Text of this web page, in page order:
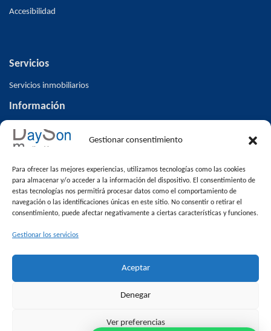
Gestionar consentimiento
Para ofrecer las mejores experiencias, utilizamos tecnologías como las cookies
para almacenar y/o acceder a la información del dispositivo. El consentimiento de
estas tecnologías nos permitirá procesar datos como el comportamiento de
navegación o las identificaciones únicas en este sitio. No consentir o retirar el
consentimiento, puede afectar negativamente a ciertas características y funciones.
Gestionar los servicios
Aceptar
Denegar
Ver preferencias
Accesibilidad
Servicios
Servicios inmobiliarios
Información
Inicio
Inmuebles
Blog
Contacto
Venta de pisos en Alcalá la Real
Inmuebles
Destacada